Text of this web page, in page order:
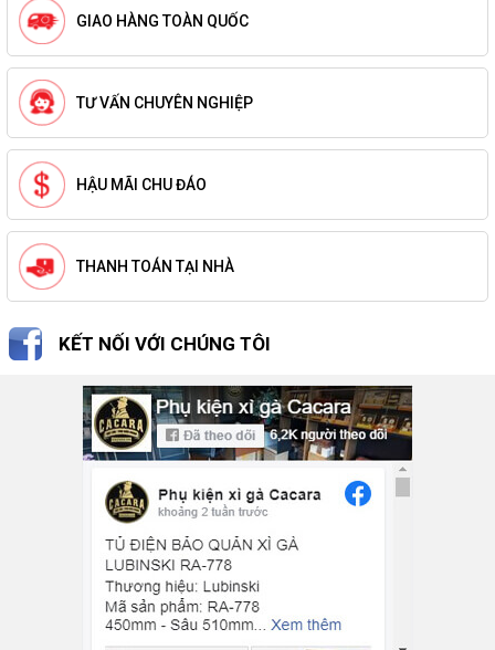
GIAO HÀNG TOÀN QUỐC
TƯ VẤN CHUYÊN NGHIỆP
HẬU MÃI CHU ĐÁO
THANH TOÁN TẠI NHÀ
KẾT NỐI VỚI CHÚNG TÔI